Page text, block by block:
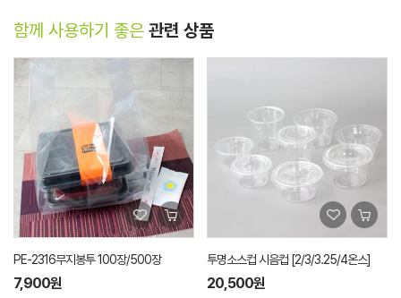
함께 사용하기 좋은 관련 상품
PE-2316무지봉투 100장/500장
7,900원
투명소스컵 시음컵 [2/3/3.25/4온스]
20,500원